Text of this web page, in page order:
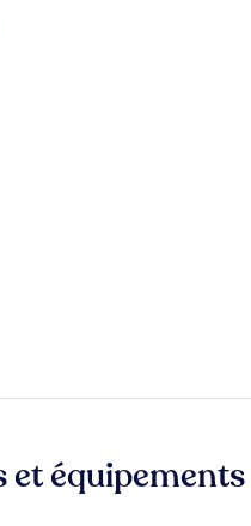
et équipements